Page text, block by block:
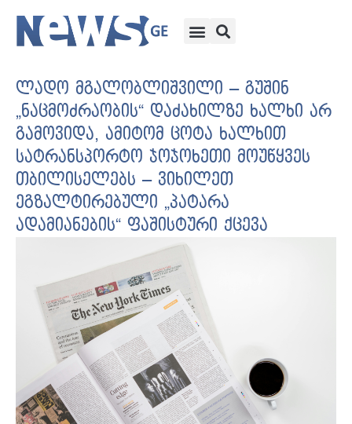
ლადო მგალობლიშვილი – გუშინ
„ნაცმოძრაობის“ დაძახილზე ხალხი არ
გამოვიდა, ამიტომ ცოტა ხალხით
სატრანსპორტო ჯოჯოხეთი მოუწყვეს
თბილისელებს – ვიხილეთ
ეგზალტირებული „პატარა
ადამიანების“ ფაშისტური ქცევა